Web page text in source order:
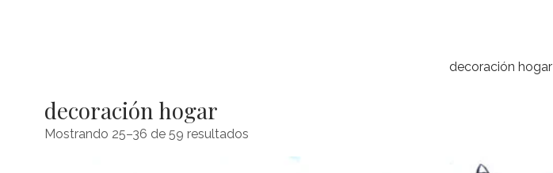
decoración hogar
decoración hogar
Mostrando 25–36 de 59 resultados